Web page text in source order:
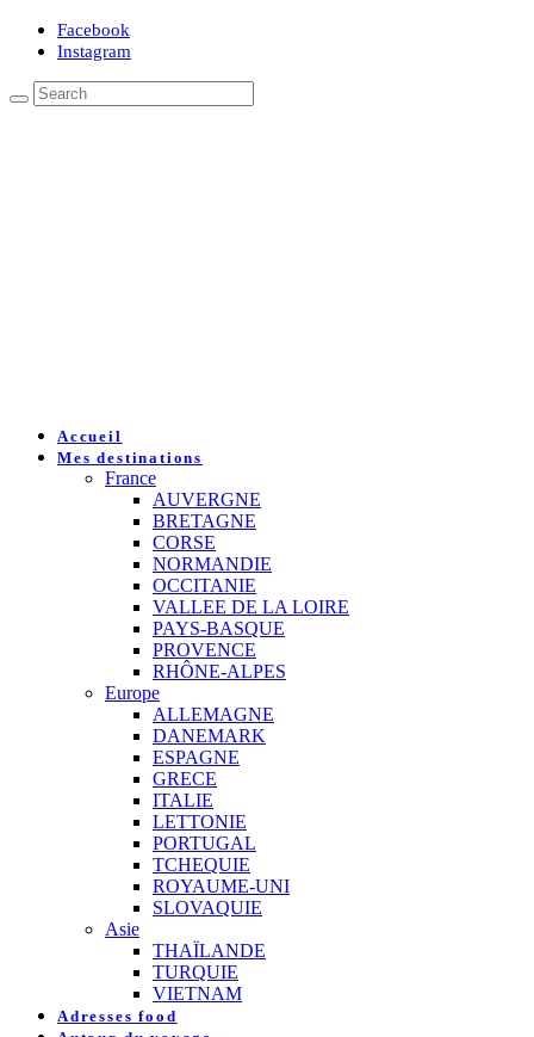
Facebook
Instagram
Accueil
Mes destinations
France
AUVERGNE
BRETAGNE
CORSE
NORMANDIE
OCCITANIE
VALLEE DE LA LOIRE
PAYS-BASQUE
PROVENCE
RHÔNE-ALPES
Europe
ALLEMAGNE
DANEMARK
ESPAGNE
GRECE
ITALIE
LETTONIE
PORTUGAL
TCHEQUIE
ROYAUME-UNI
SLOVAQUIE
Asie
THAÏLANDE
TURQUIE
VIETNAM
Adresses food